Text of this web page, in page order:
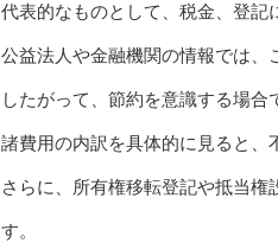
代表的なものとして、税金、登記
公益法人や金融機関の情報では、
したがって、節約を意識する場合
諸費用の内訳を具体的に見ると、
さらに、所有権移転登記や抵当
す。